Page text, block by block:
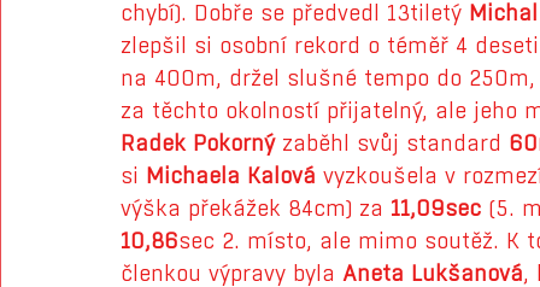
chybí). Dobře se předvedl 13tiletý
zlepšil si osobní rekord o téměř 4
na 400m, držel slušné tempo do
za těchto okolností přijatelný, ale jeho
Radek Pokorný zaběhl svůj standard
si Michaela Kalová vyzkoušela v
výška překážek 84cm) za 11,09sec (5.
10,86sec 2. místo, ale mimo soutěž. K
členkou výpravy byla Aneta Lukšanová,